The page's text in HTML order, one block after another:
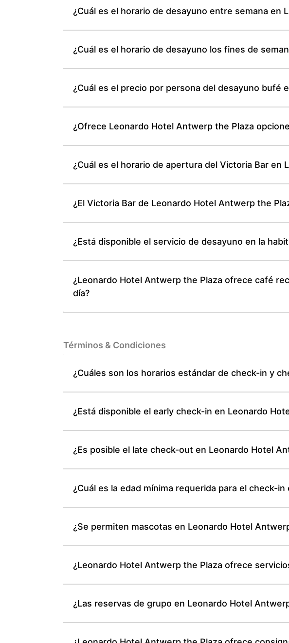
¿Cuál es el horario de desayuno entre semana en
¿Cuál es el horario de desayuno los fines de
¿Cuál es el precio por persona del desayuno bufé
¿Ofrece Leonardo Hotel Antwerp the Plaza
¿Cuál es el horario de apertura del Victoria Bar en
¿El Victoria Bar de Leonardo Hotel Antwerp the
¿Está disponible el servicio de desayuno en la
¿Leonardo Hotel Antwerp the Plaza ofrece café
día?
Términos & Condiciones
¿Cuáles son los horarios estándar de check-in y
¿Está disponible el early check-in en Leonardo
¿Es posible el late check-out en Leonardo Hotel
¿Cuál es la edad mínima requerida para el check-
¿Se permiten mascotas en Leonardo Hotel
¿Leonardo Hotel Antwerp the Plaza ofrece
¿Las reservas de grupo en Leonardo Hotel